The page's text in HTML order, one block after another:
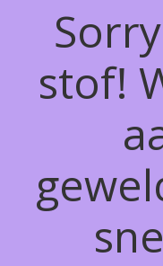
stof!